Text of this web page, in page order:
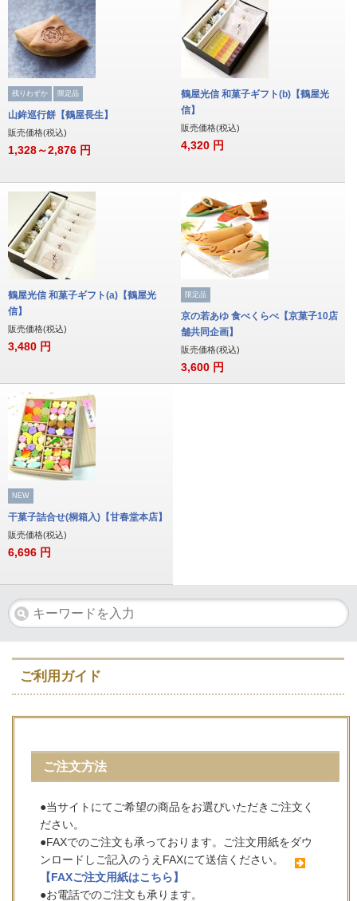
残りわずか 限定品
山鉾巡行餅【鶴屋長生】
販売価格(税込)
1,328～2,876 円
鶴屋光信 和菓子ギフト(b)【鶴屋光
信】
販売価格(税込)
4,320 円
鶴屋光信 和菓子ギフト(a)【鶴屋光
信】
販売価格(税込)
3,480 円
限定品
京の若あゆ 食べくらべ【京菓子10店
舗共同企画】
販売価格(税込)
3,600 円
NEW
干菓子詰合せ(桐箱入)【甘春堂本店】
販売価格(税込)
6,696 円
ご利用ガイド
ご注文方法
●当サイトにてご希望の商品をお選びいただきご注文く
ださい。
●FAXでのご注文も承っております。ご注文用紙をダウ
ンロードしご記入のうえFAXにて送信ください。
【FAXご注文用紙はこちら】
●お電話でのご注文も承ります。